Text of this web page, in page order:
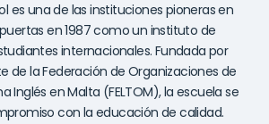
es una de las instituciones pioneras en
en 1987 como un instituto de
internacionales. Fundada por
de la Federación de Organizaciones de
Inglés en Malta (FELTOM), la escuela se
con la educación de calidad.